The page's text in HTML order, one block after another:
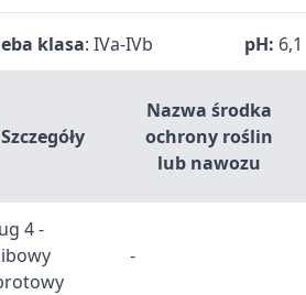
klasa: IVa-IVb pH: 6,1
Szczegóły
Nazwa środka
ochrony roślin
lub nawozu
4 -
-